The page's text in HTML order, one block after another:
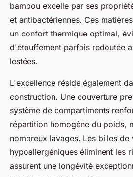
bambou excelle par ses
et antibactériennes. Ces
un confort thermique optimal,
d'étouffement parfois redoutée
lestées.
L'excellence réside également
construction. Une couverture
système de compartiments
répartition homogène du poids,
nombreux lavages. Les billes de
hypoallergéniques éliminent les
assurent une longévité